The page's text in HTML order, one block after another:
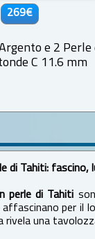
269€
e 2 Perle
C 11.6 mm
di Tahiti: fascino,
perle di Tahiti
per il
rivela una